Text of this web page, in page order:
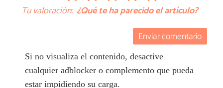
Tu valoración: ¿Qué te ha parecido el artículo?
Enviar comentario
Si no visualiza el contenido, desactive
cualquier adblocker o complemento que pueda
estar impidiendo su carga.